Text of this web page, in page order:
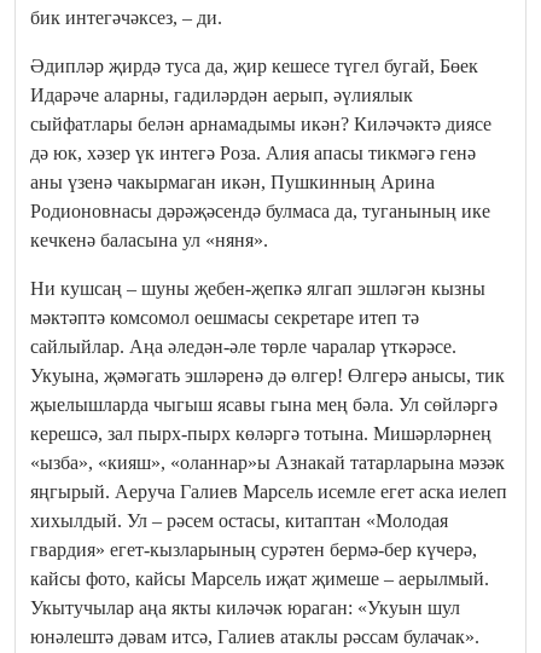
бик интегәчәксез, – ди.
Әдипләр җирдә туса да, җир кешесе түгел бугай, Бөек
Идарәче аларны, гадиләрдән аерып, әүлиялык
сыйфатлары белән арнамадымы икән? Киләчәктә диясе
дә юк, хәзер үк интегә Роза. Алия апасы тикмәгә генә
аны үзенә чакырмаган икән, Пушкинның Арина
Родионовнасы дәрәҗәсендә булмаса да, туганының ике
кечкенә баласына ул «няня».
Ни кушсаң – шуны җебен-җепкә ялгап эшләгән кызны
мәктәптә комсомол оешмасы секретаре итеп тә
сайлыйлар. Аңа әледән-әле төрле чаралар үткәрәсе.
Укуына, җәмәгать эшләренә дә өлгер! Өлгерә анысы, тик
җыелышларда чыгыш ясавы гына мең бәла. Ул сөйләргә
керешсә, зал пырх-пырх көләргә тотына. Мишәрләрнең
«ызба», «кияш», «оланнар»ы Азнакай татарларына мәзәк
яңгырый. Аеруча Галиев Марсель исемле егет аска иелеп
хихылдый. Ул – рәсем остасы, китаптан «Молодая
гвардия» егет-кызларының сурәтен бермә-бер күчерә,
кайсы фото, кайсы Марсель иҗат җимеше – аерылмый.
Укытучылар аңа якты киләчәк юраган: «Укуын шул
юнәлештә дәвам итсә, Галиев атаклы рәссам булачак».